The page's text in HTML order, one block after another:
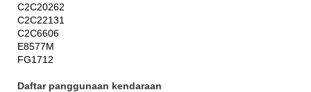
C2C20262
C2C22131
C2C6606
E8577M
FG1712
Daftar panggunaan kendaraan